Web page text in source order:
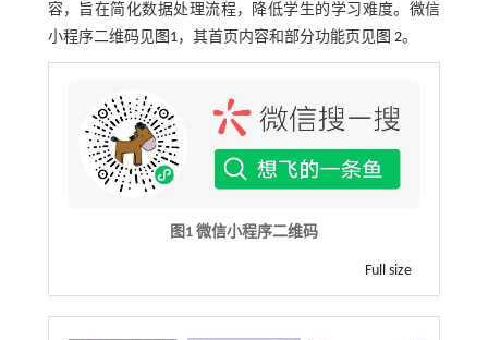
容，旨在简化数据处理流程，降低学生的学习难度。微信
小程序二维码见图1，其首页内容和部分功能页见图 2。
图1 微信小程序二维码
Full size